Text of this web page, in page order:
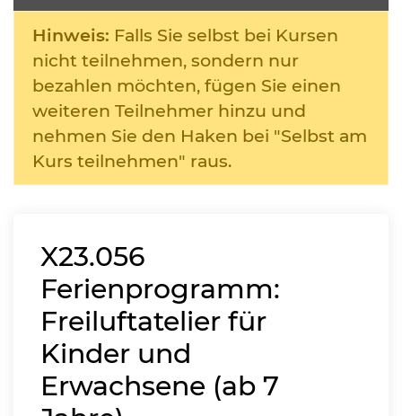
Hinweis: Falls Sie selbst bei Kursen
nicht teilnehmen, sondern nur
bezahlen möchten, fügen Sie einen
weiteren Teilnehmer hinzu und
nehmen Sie den Haken bei "Selbst am
Kurs teilnehmen" raus.
X23.056
Ferienprogramm:
Freiluftatelier für
Kinder und
Erwachsene (ab 7